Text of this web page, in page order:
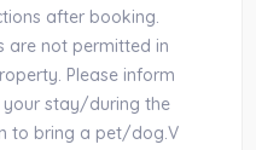
after booking.
are not permitted in
Please inform
stay/during the
to bring a pet/dog.V